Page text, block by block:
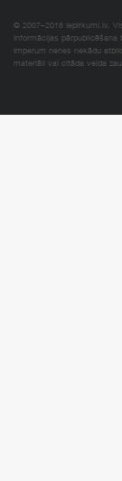
© 2007–2018 Iepirkumi.lv.
Informācijas pārpublicēšana
Imperum nenes nekādu
materiāli vai citāda veida